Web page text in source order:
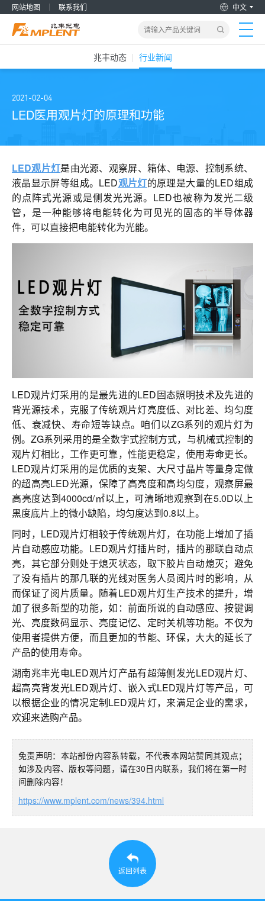
网站地图 联系我们 中文
产品&解决方案
关于我们
加入兆丰
服务支持
兆丰动态 行业新闻
2021-02-04
LED医用观片灯的原理和功能
LED观片灯是由光源、观察屏、箱体、电源、控制系统、
液晶显示屏等组成。LED观片灯的原理是大量的LED组成
的点阵式光源或是侧发光光源。LED也被称为发光二级
管，是一种能够将电能转化为可见光的固态的半导体器
件，可以直接把电能转化为光能。
LED观片灯采用的是最先进的LED固态照明技术及先进的
背光源技术，克服了传统观片灯亮度低、对比差、均匀度
低、衰减快、寿命短等缺点。咱们以ZG系列的观片灯为
例。ZG系列采用的是全数字式控制方式，与机械式控制的
观片灯相比，工作更可靠，性能更稳定，使用寿命更长。
LED观片灯采用的是优质的支架、大尺寸晶片等量身定做
的超高亮LED光源，保障了高亮度和高均匀度，观察屏最
高亮度达到4000cd/㎡以上，可清晰地观察到在5.0D以上
黑度底片上的微小缺陷，均匀度达到0.8以上。
同时，LED观片灯相较于传统观片灯，在功能上增加了插
片自动感应功能。LED观片灯插片时，插片的那联自动点
亮，其它部分则处于熄灭状态，取下胶片自动熄灭；避免
了没有插片的那几联的光线对医务人员阅片时的影响，从
而保证了阅片质量。随着LED观片灯生产技术的提升，增
加了很多新型的功能，如：前面所说的自动感应、按键调
光、亮度数码显示、亮度记忆、定时关机等功能。不仅为
使用者提供方便，而且更加的节能、环保，大大的延长了
产品的使用寿命。
湖南兆丰光电LED观片灯产品有超薄侧发光LED观片灯、
超高亮背发光LED观片灯、嵌入式LED观片灯等产品，可
以根据企业的情况定制LED观片灯，来满足企业的需求，
欢迎来选购产品。
免责声明：本站部份内容系转载，不代表本网站赞同其观点；
如涉及内容、版权等问题，请在30日内联系，我们将在第一时
间删除内容！
https://www.mplent.com/news/394.html
返回列表